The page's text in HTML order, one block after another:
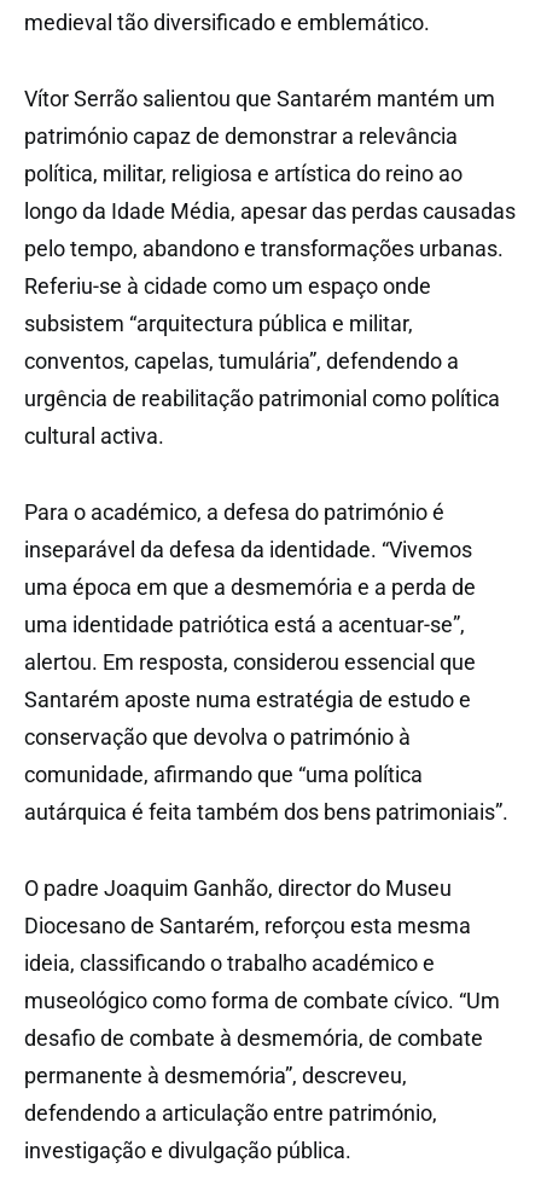
medieval tão diversificado e emblemático.
Vítor Serrão salientou que Santarém mantém um
património capaz de demonstrar a relevância
política, militar, religiosa e artística do reino ao
longo da Idade Média, apesar das perdas causadas
pelo tempo, abandono e transformações urbanas.
Referiu-se à cidade como um espaço onde
subsistem “arquitectura pública e militar,
conventos, capelas, tumulária”, defendendo a
urgência de reabilitação patrimonial como política
cultural activa.
Para o académico, a defesa do património é
inseparável da defesa da identidade. “Vivemos
uma época em que a desmemória e a perda de
uma identidade patriótica está a acentuar-se”,
alertou. Em resposta, considerou essencial que
Santarém aposte numa estratégia de estudo e
conservação que devolva o património à
comunidade, afirmando que “uma política
autárquica é feita também dos bens patrimoniais”.
O padre Joaquim Ganhão, director do Museu
Diocesano de Santarém, reforçou esta mesma
ideia, classificando o trabalho académico e
museológico como forma de combate cívico. “Um
desafio de combate à desmemória, de combate
permanente à desmemória”, descreveu,
defendendo a articulação entre património,
investigação e divulgação pública.